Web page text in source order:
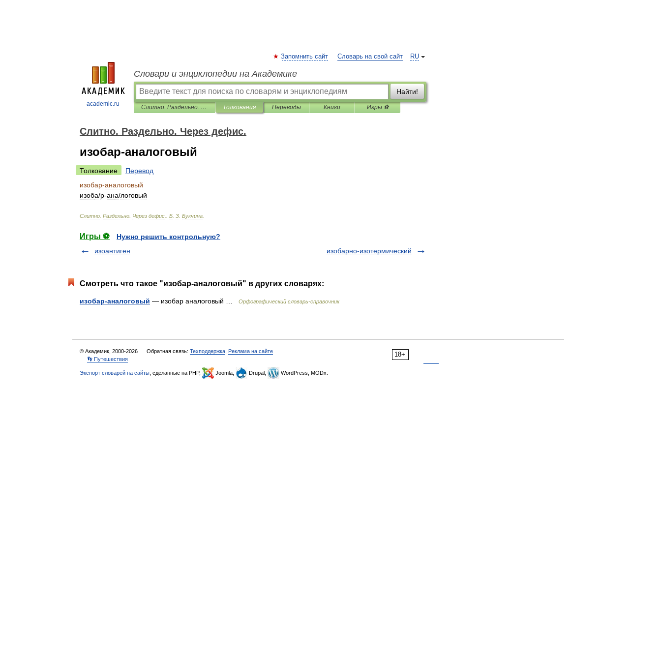
academic.ru
RU
Запомнить сайт Словарь на свой сайт
Словари и энциклопедии на Академике
Найти!
Слитно. Раздельно. Через дефис. Толкования Переводы Книги Игры ⚽
Слитно. Раздельно. Через дефис.
изобар-аналоговый
Толкование
Перевод
изобар-аналоговый
изоба/р-ана/логовый
Слитно Раздельно Через дефис Б З Букчина
Игры ⚽
Нужно решить контрольную?
изоантиген
изобарно-изотермический
Смотреть что такое "изобар-аналоговый" в других словарях:
изобар-аналоговый — изобар аналоговый … Орфографический словарь-справочник
18+
© Академик, 2000-2026 Обратная связь: Техподдержка Реклама на сайте
👣 Путешествия
Экспорт словарей на сайты , сделанные на PHP, Joomla, Drupal, WordPress, MODx.